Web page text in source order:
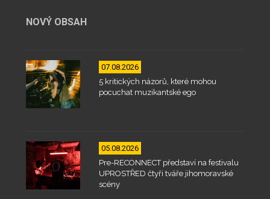
NOVÝ OBSAH
07.08.2026
5 kritických názorů, které mohou
pocuchat muzikantské ego
05.08.2026
Pre-RECONNECT představí na festivalu
UPROSTŘED čtyři tváře jihomoravské
scény